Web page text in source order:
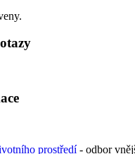
prostředí- odbor